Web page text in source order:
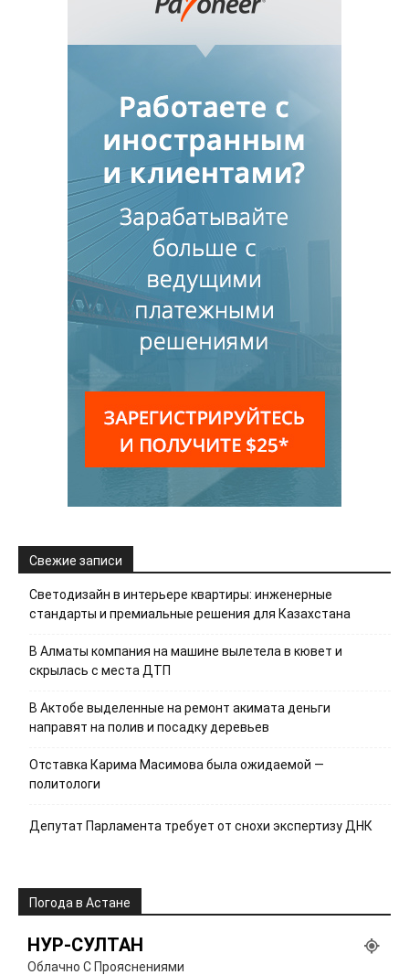
Свежие записи
Светодизайн в интерьере квартиры: инженерные
стандарты и премиальные решения для Казахстана
В Алматы компания на машине вылетела в кювет и
скрылась с места ДТП
В Актобе выделенные на ремонт акимата деньги
направят на полив и посадку деревьев
Отставка Карима Масимова была ожидаемой —
политологи
Депутат Парламента требует от снохи экспертизу ДНК
Погода в Астане
НУР-СУЛТАН
Облачно С Прояснениями